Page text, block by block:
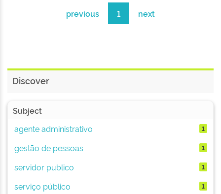
previous 1 next
Discover
Subject
agente administrativo
1
gestão de pessoas 1
servidor publico 1
serviço público 1